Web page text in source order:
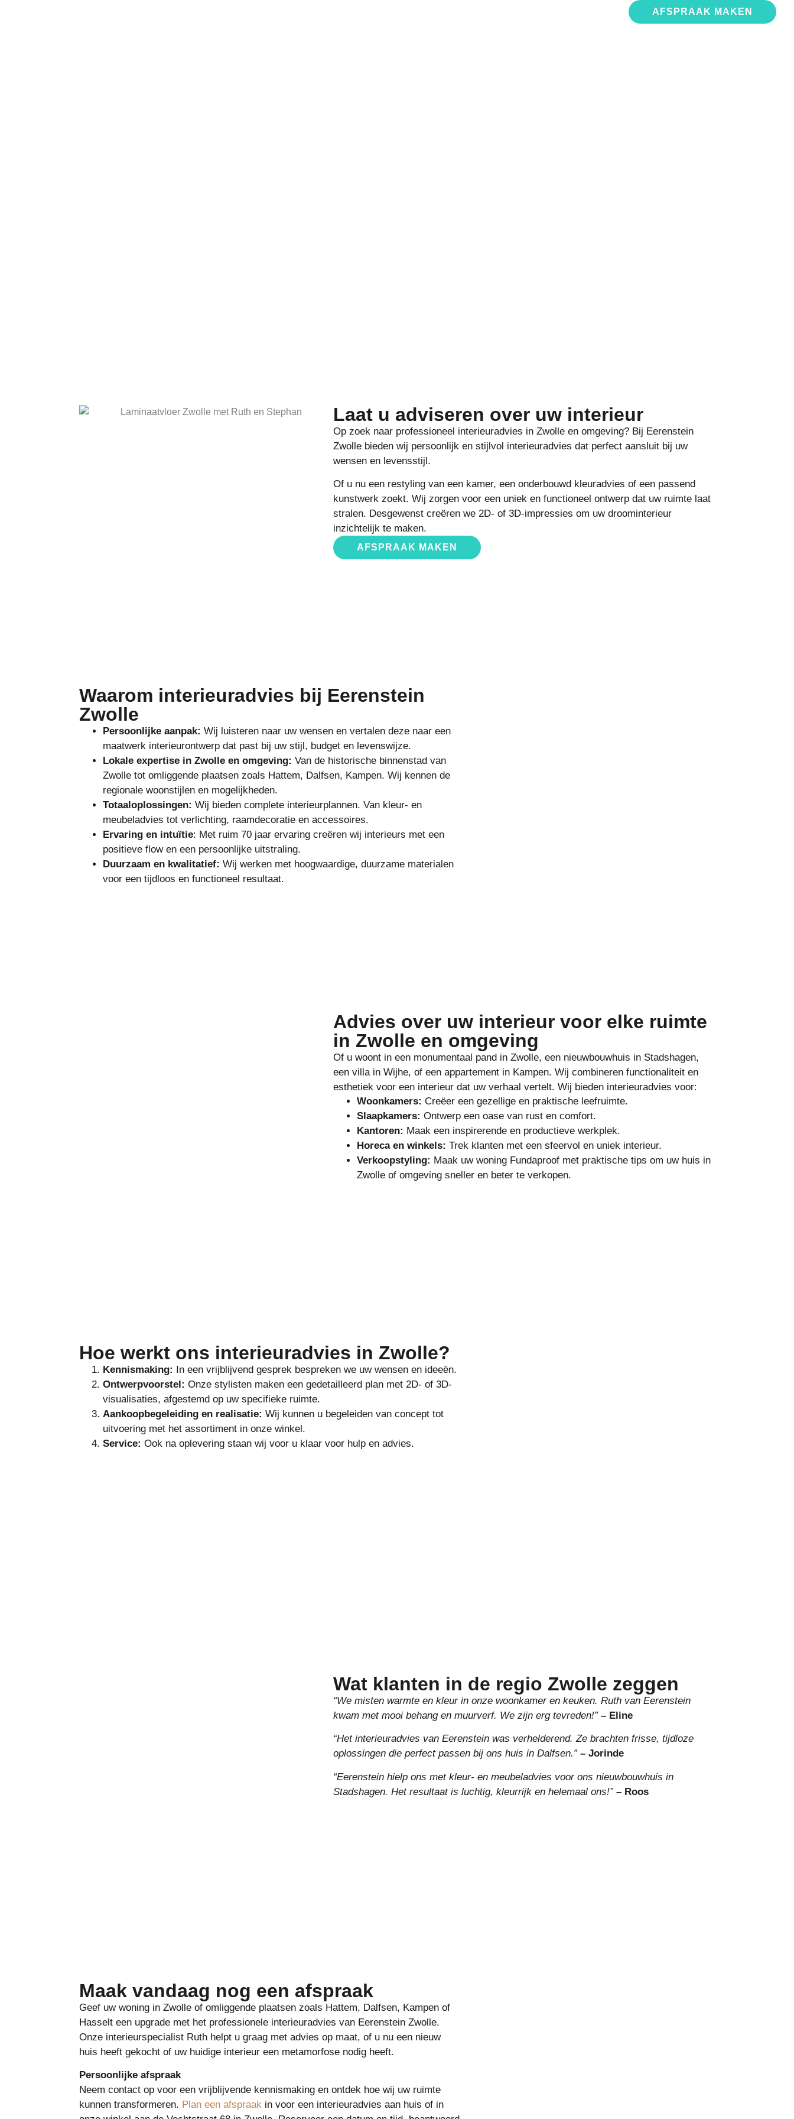
AFSPRAAK MAKEN
Laat u adviseren over uw interieur
Op zoek naar professioneel interieuradvies in Zwolle en omgeving? Bij Eerenstein
Zwolle bieden wij persoonlijk en stijlvol interieuradvies dat perfect aansluit bij uw
wensen en levensstijl.
Of u nu een restyling van een kamer, een onderbouwd kleuradvies of een passend
kunstwerk zoekt. Wij zorgen voor een uniek en functioneel ontwerp dat uw ruimte laat
stralen. Desgewenst creëren we 2D- of 3D-impressies om uw droominterieur
inzichtelijk te maken.
AFSPRAAK MAKEN
Waarom interieuradvies bij Eerenstein
Zwolle
Persoonlijke aanpak: Wij luisteren naar uw wensen en vertalen deze naar een
maatwerk interieurontwerp dat past bij uw stijl, budget en levenswijze.
Lokale expertise in Zwolle en omgeving: Van de historische binnenstad van
Zwolle tot omliggende plaatsen zoals Hattem, Dalfsen, Kampen. Wij kennen de
regionale woonstijlen en mogelijkheden.
Totaaloplossingen: Wij bieden complete interieurplannen. Van kleur- en
meubeladvies tot verlichting, raamdecoratie en accessoires.
Ervaring en intuïtie: Met ruim 70 jaar ervaring creëren wij interieurs met een
positieve flow en een persoonlijke uitstraling.
Duurzaam en kwalitatief: Wij werken met hoogwaardige, duurzame materialen
voor een tijdloos en functioneel resultaat.
Advies over uw interieur voor elke ruimte
in Zwolle en omgeving
Of u woont in een monumentaal pand in Zwolle, een nieuwbouwhuis in Stadshagen,
een villa in Wijhe, of een appartement in Kampen. Wij combineren functionaliteit en
esthetiek voor een interieur dat uw verhaal vertelt. Wij bieden interieuradvies voor:
Woonkamers: Creëer een gezellige en praktische leefruimte.
Slaapkamers: Ontwerp een oase van rust en comfort.
Kantoren: Maak een inspirerende en productieve werkplek.
Horeca en winkels: Trek klanten met een sfeervol en uniek interieur.
Verkoopstyling: Maak uw woning Fundaproof met praktische tips om uw huis in
Zwolle of omgeving sneller en beter te verkopen.
Hoe werkt ons interieuradvies in Zwolle?
Kennismaking: In een vrijblijvend gesprek bespreken we uw wensen en ideeën.
Ontwerpvoorstel: Onze stylisten maken een gedetailleerd plan met 2D- of 3D-
visualisaties, afgestemd op uw specifieke ruimte.
Aankoopbegeleiding en realisatie: Wij kunnen u begeleiden van concept tot
uitvoering met het assortiment in onze winkel.
Service: Ook na oplevering staan wij voor u klaar voor hulp en advies.
Wat klanten in de regio Zwolle zeggen
“We misten warmte en kleur in onze woonkamer en keuken. Ruth van Eerenstein
kwam met mooi behang en muurverf. We zijn erg tevreden!” – Eline
“Het interieuradvies van Eerenstein was verhelderend. Ze brachten frisse, tijdloze
oplossingen die perfect passen bij ons huis in Dalfsen.”– Jorinde
“Eerenstein hielp ons met kleur- en meubeladvies voor ons nieuwbouwhuis in
Stadshagen. Het resultaat is luchtig, kleurrijk en helemaal ons!” – Roos
Maak vandaag nog een afspraak
Geef uw woning in Zwolle of omliggende plaatsen zoals Hattem, Dalfsen, Kampen of
Hasselt een upgrade met het professionele interieuradvies van Eerenstein Zwolle.
Onze interieurspecialist Ruth helpt u graag met advies op maat, of u nu een nieuw
huis heeft gekocht of uw huidige interieur een metamorfose nodig heeft.
Persoonlijke afspraak
Neem contact op voor een vrijblijvende kennismaking en ontdek hoe wij uw ruimte
kunnen transformeren. Plan een afspraak in voor een interieuradvies aan huis of in